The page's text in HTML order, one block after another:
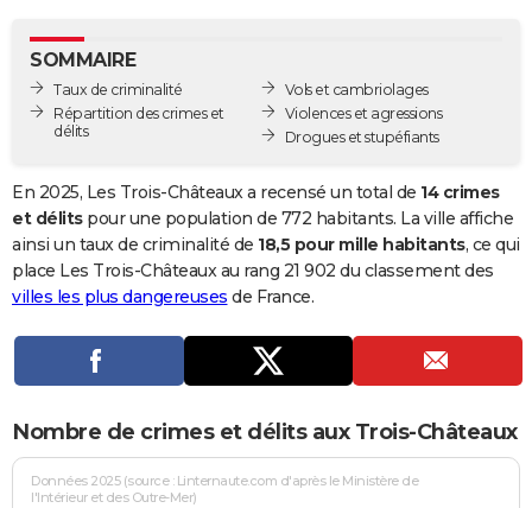
GUIDES D'ACHAT
BONS PLANS
Carte de Noël
Carte Bonne année
Carte Saint-Valentin
Carte Pâques
Carte d'anniversaire
DICTIONNAIRE
Dictionnaire
Biographies
Citations
Expressions
Proverbes
PROGRAMME TV
Se connecter
Entreprises
Service militaire
Avis de recherche
AVIS DE DÉCÈS
Bricolage
Lifestyle
Culture
Sport
Auto
Television
Voyage
Cinema
SOMMAIRE
Taux de criminalité
Répartition des crimes et
délits
Vols et cambriolages
Violences et agressions
Drogues et stupéfiants
En 2025, Les Trois-Châteaux a recensé un total de 14 crimes
et délitspour une population de 772 habitants. La ville affiche
ainsi un taux de criminalité de 18,5 pour mille habitants, ce qui
place Les Trois-Châteaux au rang 21 902 du classement des
villes les plus dangereuses de France.
Nombre de crimes et délits aux Trois-Châteaux
Données 2025 (source : Linternaute.com d'après le Ministère de
l'Intérieur et des Outre-Mer)